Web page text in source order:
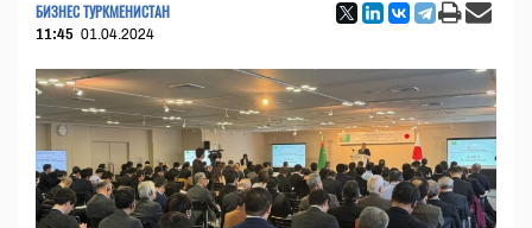
БИЗНЕС ТУРКМЕНИСТАН
11:45 01.04.2024